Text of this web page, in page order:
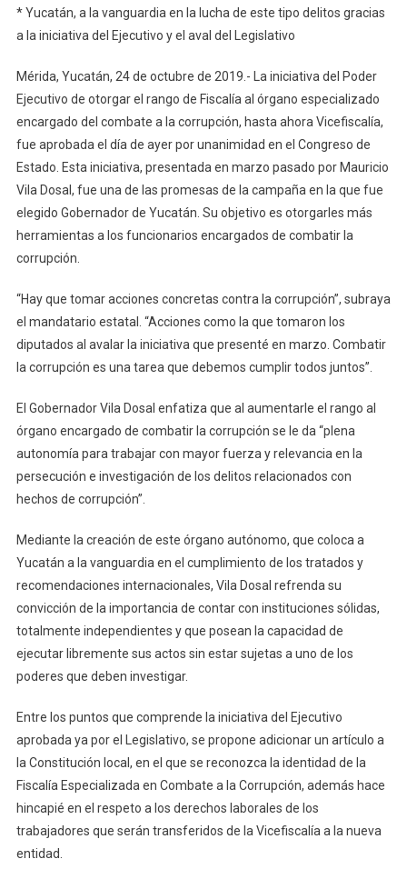
Del
Vila
Dosal
De
Crear
Fiscalía
Anticorrupción
* Yucatán, a la vanguardia en la lucha de este tipo delitos gracias
a la iniciativa del Ejecutivo y el aval del Legislativo
Mérida, Yucatán, 24 de octubre de 2019.- La iniciativa del Poder
Ejecutivo de otorgar el rango de Fiscalía al órgano especializado
encargado del combate a la corrupción, hasta ahora Vicefiscalía,
fue aprobada el día de ayer por unanimidad en el Congreso de
Estado. Esta iniciativa, presentada en marzo pasado por Mauricio
Vila Dosal, fue una de las promesas de la campaña en la que fue
elegido Gobernador de Yucatán. Su objetivo es otorgarles más
herramientas a los funcionarios encargados de combatir la
corrupción.
“Hay que tomar acciones concretas contra la corrupción”, subraya
el mandatario estatal. “Acciones como la que tomaron los
diputados al avalar la iniciativa que presenté en marzo. Combatir
la corrupción es una tarea que debemos cumplir todos juntos”.
El Gobernador Vila Dosal enfatiza que al aumentarle el rango al
órgano encargado de combatir la corrupción se le da “plena
autonomía para trabajar con mayor fuerza y relevancia en la
persecución e investigación de los delitos relacionados con
hechos de corrupción”.
Mediante la creación de este órgano autónomo, que coloca a
Yucatán a la vanguardia en el cumplimiento de los tratados y
recomendaciones internacionales, Vila Dosal refrenda su
convicción de la importancia de contar con instituciones sólidas,
totalmente independientes y que posean la capacidad de
ejecutar libremente sus actos sin estar sujetas a uno de los
poderes que deben investigar.
Entre los puntos que comprende la iniciativa del Ejecutivo
aprobada ya por el Legislativo, se propone adicionar un artículo a
la Constitución local, en el que se reconozca la identidad de la
Fiscalía Especializada en Combate a la Corrupción, además hace
hincapié en el respeto a los derechos laborales de los
trabajadores que serán transferidos de la Vicefiscalía a la nueva
entidad.